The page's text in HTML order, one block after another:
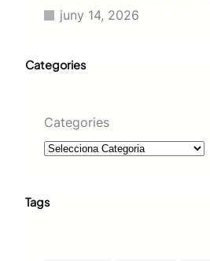
juny 14, 2026
Categories
Categories
Tags